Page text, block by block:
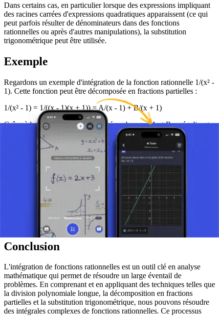
Dans certains cas, en particulier lorsque des expressions impliquant
des racines carrées d'expressions quadratiques apparaissent (ce qui
peut parfois résulter de dénominateurs dans des fonctions
rationnelles ou après d'autres manipulations), la substitution
trigonométrique peut être utilisée.
Exemple
Regardons un exemple d'intégration de la fonction rationnelle 1/(x² -
1). Cette fonction peut être décomposée en fractions partielles :
1/(x² - 1) = 1/((x - 1)(x + 1)) = A/(x - 1) + B/(x + 1)
Grâce à la procédure appropriée (résoudre pour A et B en égalisant
les coefficients ou en substituant des valeurs de x), nous trouvons A
= 1/2 et B = -1/2.
Cela conduit à : (1/2)/(x - 1) - (1/2)/(x + 1)
Ensuite, nous intégrons chaque fraction séparément :
∫ [1/(x² - 1)] dx = ∫ [(1/2)/(x - 1)] dx - ∫ [(1/2)/(x + 1)] dx
= (1/2)ln|x - 1| - (1/2)ln|x + 1| + C
où C est la constante d'intégration.
Conclusion
L'intégration de fonctions rationnelles est un outil clé en analyse
mathématique qui permet de résoudre un large éventail de
problèmes. En comprenant et en appliquant des techniques telles que
la division polynomiale longue, la décomposition en fractions
partielles et la substitution trigonométrique, nous pouvons résoudre
des intégrales complexes de fonctions rationnelles. Ce processus